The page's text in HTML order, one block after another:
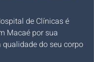
de Clínicas é
Macaé por sua
do seu corpo